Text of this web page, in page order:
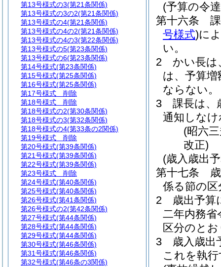
(予算の令
第十六条
号様式)に
い。
2
かい長は
は、予算増
ならない。
3
課長は、
通知しな
(昭六
改正)
(歳入歳出
第十七条
係る節の
2
歳出予算
二年内務省
区分のと
3
歳入歳出
これを執
第13号様式の3(第21条関係)
第13号様式の3の2(第21条関係)
第13号様式の4(第21条関係)
第13号様式の4の2(第21条関係)
第13号様式の4の3(第22条関係)
第13号様式の5(第23条関係)
第13号様式の6(第23条関係)
第14号様式(第23条関係)
第15号様式(第25条関係)
第16号様式(第25条関係)
第17号様式 削除
第18号様式 削除
第18号様式の2(第30条関係)
第18号様式の3(第32条関係)
第18号様式の4(第33条の2関係)
第19号様式 削除
第20号様式(第39条関係)
第21号様式(第39条関係)
第22号様式(第39条関係)
第23号様式 削除
第24号様式(第40条関係)
第25号様式(第40条関係)
第26号様式(第41条関係)
第26号様式の2(第42条関係)
第27号様式(第44条関係)
第28号様式(第44条関係)
第29号様式(第44条関係)
第30号様式(第46条関係)
第31号様式(第46条関係)
第32号様式(第46条の3関係)